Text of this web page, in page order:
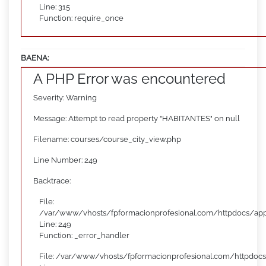
Line: 315
Function: require_once
BAENA:
A PHP Error was encountered
Severity: Warning
Message: Attempt to read property "HABITANTES" on null
Filename: courses/course_city_view.php
Line Number: 249
Backtrace:
File:
/var/www/vhosts/fpformacionprofesional.com/httpdocs/
Line: 249
Function: _error_handler
File: /var/www/vhosts/fpformacionprofesional.com/